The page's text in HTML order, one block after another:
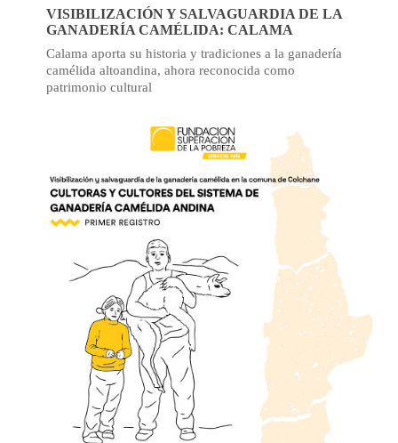
VISIBILIZACIÓN Y SALVAGUARDIA DE LA
GANADERÍA CAMÉLIDA: CALAMA
Calama aporta su historia y tradiciones a la ganadería
camélida altoandina, ahora reconocida como
patrimonio cultural